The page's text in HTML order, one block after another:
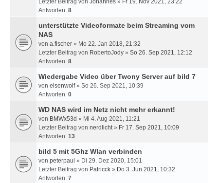
Letzter Beitrag von Johannes » Fr 19. Nov 2021, 23:22
Antworten: 8
unterstützte Videoformate beim Streaming vom
NAS
von a.fischer » Mo 22. Jan 2018, 21:32
Letzter Beitrag von RobertoJody » So 26. Sep 2021, 12:12
Antworten: 8
Wiedergabe Video über Twony Server auf bild 7
von eisenwolf» So 26. Sep 2021, 10:39
Antworten: 0
WD NAS wird im Netz nicht mehr erkannt!
von BMWx53d » Mi 4. Aug 2021, 11:21
Letzter Beitrag von nerdlicht» Fr 17. Sep 2021, 10:09
Antworten: 13
bild 5 mit 5Ghz Wlan verbinden
von peterpaul » Di 29. Dez 2020, 15:01
Letzter Beitrag von Patricck » Do 3. Jun 2021, 10:32
Antworten: 7